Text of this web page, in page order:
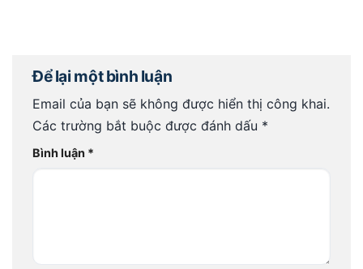
Để lại một bình luận
Email của bạn sẽ không được hiển thị công khai.
Các trường bắt buộc được đánh dấu *
Bình luận *